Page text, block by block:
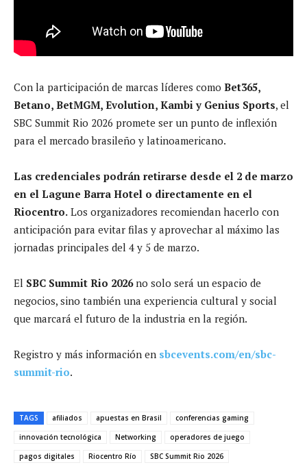
Con la participación de marcas líderes como Bet365,
Betano, BetMGM, Evolution, Kambi y Genius Sports, el
SBC Summit Rio 2026 promete ser un punto de inflexión
para el mercado brasileño y latinoamericano.
Las credenciales podrán retirarse desde el 2 de marzo
en el Lagune Barra Hotel o directamente en el
Riocentro. Los organizadores recomiendan hacerlo con
anticipación para evitar filas y aprovechar al máximo las
jornadas principales del 4 y 5 de marzo.
El SBC Summit Rio 2026no solo será un espacio de
negocios, sino también una experiencia cultural y social
que marcará el futuro de la industria en la región.
Registro y más información en sbcevents.com/en/sbc-
summit-rio.
TAGS afiliados apuestas en Brasil
conferencias gaming
innovación tecnológica
Networking
operadores de juego
pagos digitales
Riocentro Río SBC Summit Rio 2026